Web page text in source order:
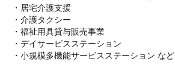
・居宅介護支援
・介護タクシー
・福祉用具貸与販売事業
・デイサービスステーション
・小規模多機能サービスステーション など